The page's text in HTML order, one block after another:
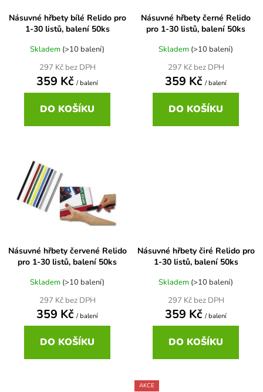
t
ů
o
Násuvné hřbety bílé Relido pro
1-30 listů, balení 50ks
Skladem (>10 balení)
297 Kč bez DPH
359 Kč / balení
DO KOŠÍKU
Násuvné hřbety černé Relido
pro 1-30 listů, balení 50ks
Skladem (>10 balení)
297 Kč bez DPH
359 Kč / balení
DO KOŠÍKU
Násuvné hřbety červené Relido
pro 1-30 listů, balení 50ks
Skladem (>10 balení)
297 Kč bez DPH
359 Kč / balení
DO KOŠÍKU
Násuvné hřbety čiré Relido pro
1-30 listů, balení 50ks
Skladem (>10 balení)
297 Kč bez DPH
359 Kč / balení
DO KOŠÍKU
AKCE